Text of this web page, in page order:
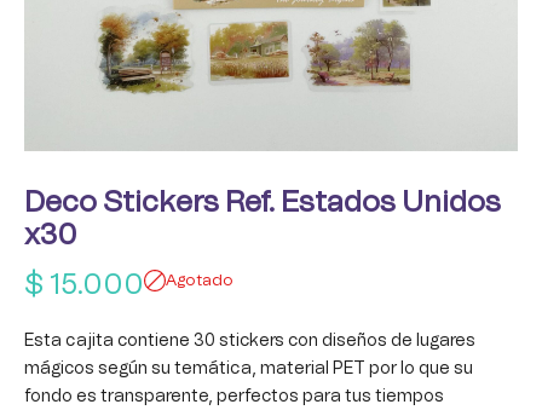
Deco Stickers Ref. Estados Unidos
x30
$ 15.000 Agotado
Esta cajita contiene 30 stickers con diseños de lugares
mágicos según su temática, material PET por lo que su
fondo es transparente, perfectos para tus tiempos